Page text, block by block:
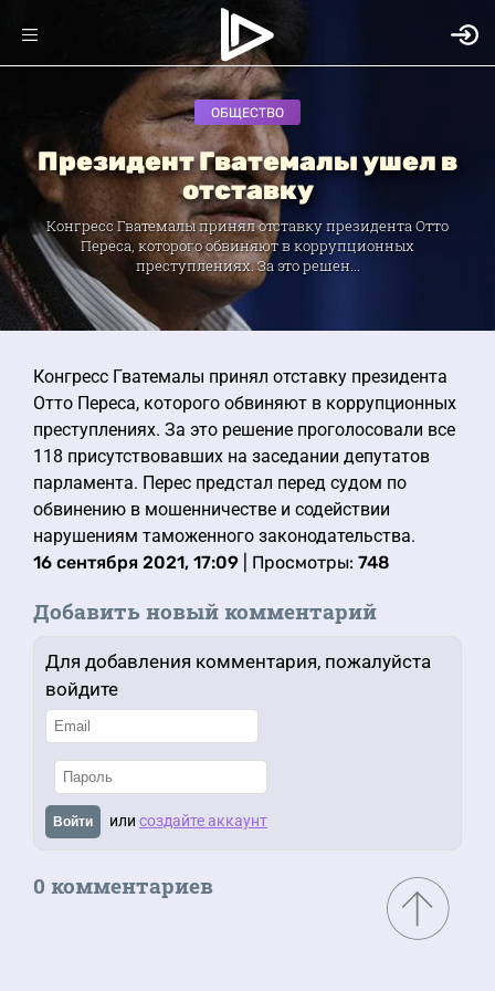
ОБЩЕСТВО
Президент Гватемалы ушел в
отставку
Конгресс Гватемалы принял отставку президента Отто
Переса, которого обвиняют в коррупционных
преступлениях. За это решен...
Конгресс Гватемалы принял отставку президента
Отто Переса, которого обвиняют в коррупционных
преступлениях. За это решение проголосовали все
118 присутствовавших на заседании депутатов
парламента. Перес предстал перед судом по
обвинению в мошенничестве и содействии
нарушениям таможенного законодательства.
16 сентября 2021, 17:09 | Просмотры: 748
Добавить новый комментарий
Для добавления комментария, пожалуйста
войдите
Войти или создайте аккаунт
0 комментариев